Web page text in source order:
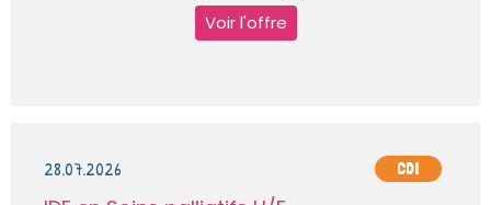
Voir l'offre
28.07.2026 CDI